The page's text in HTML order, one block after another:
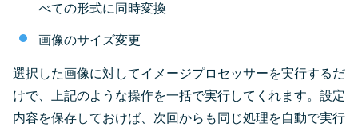
べての形式に同時変換
画像のサイズ変更
選択した画像に対してイメージプロセッサーを実行するだ
けで、上記のような操作を一括で実行してくれます。設定
内容を保存しておけば、次回からも同じ処理を自動で実行